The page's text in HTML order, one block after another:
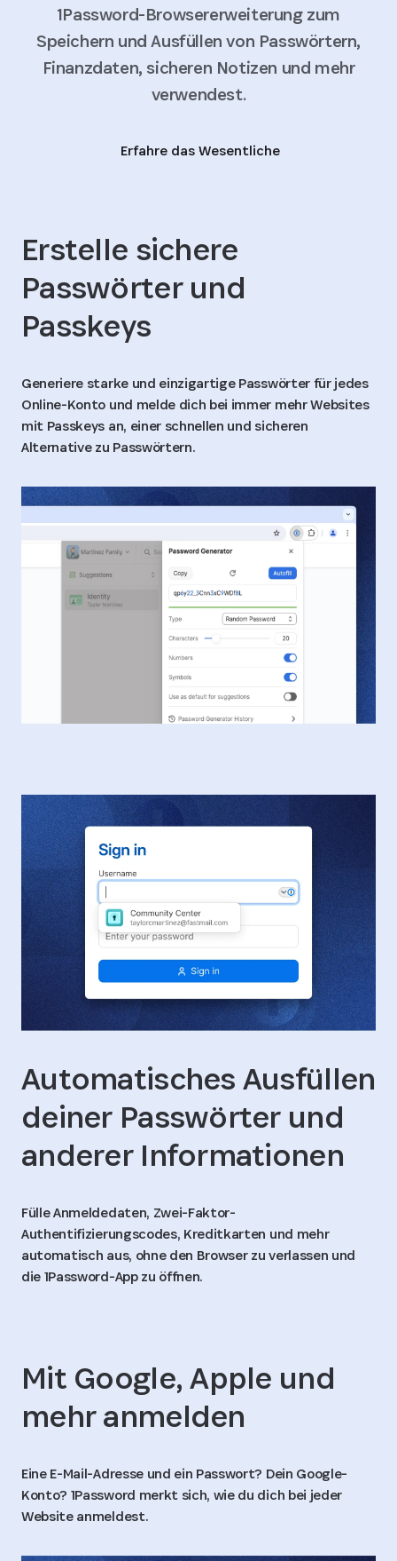
1Password-Browsererweiterung zum
Speichern und Ausfüllen von Passwörtern,
Finanzdaten, sicheren Notizen und mehr
verwendest.
Erfahre das Wesentliche
Erstelle sichere
Passwörter und
Passkeys
Generiere starke und einzigartige Passwörter für jedes
Online-Konto und melde dich bei immer mehr Websites
mit Passkeys an, einer schnellen und sicheren
Alternative zu Passwörtern.
Automatisches Ausfüllen
deiner Passwörter und
anderer Informationen
Fülle Anmeldedaten, Zwei-Faktor-
Authentifizierungscodes, Kreditkarten und mehr
automatisch aus, ohne den Browser zu verlassen und
die 1Password-App zu öffnen.
Mit Google, Apple und
mehr anmelden
Eine E-Mail-Adresse und ein Passwort? Dein Google-
Konto? 1Password merkt sich, wie du dich bei jeder
Website anmeldest.